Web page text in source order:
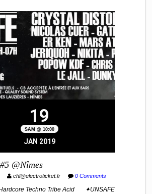
19
SAM @ 10:00
JAN 2019
@Nîmes
chl@electroticket.fr 0 Comments
Techno Tribe Acid ✦UNSAFE